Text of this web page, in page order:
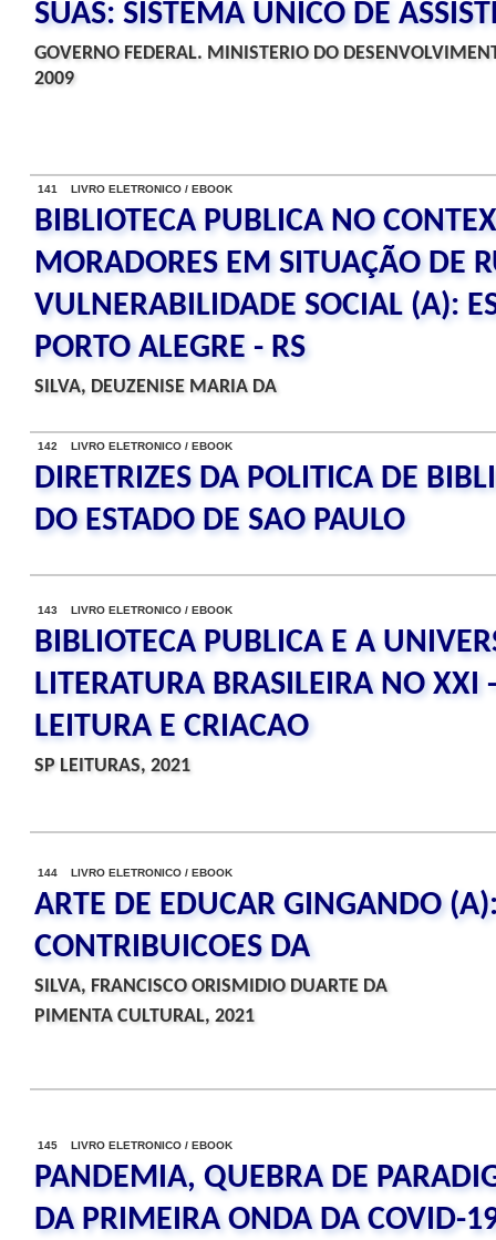
SUAS: SISTEMA UNICO DE
GOVERNO FEDERAL. MINISTERIO DO
2009
141 LIVRO ELETRONICO / EBOOK
BIBLIOTECA PUBLICA NO
MORADORES EM SITUAÇÃO DE
VULNERABILIDADE SOCIAL (A):
PORTO ALEGRE - RS
SILVA, DEUZENISE MARIA DA
142 LIVRO ELETRONICO / EBOOK
DIRETRIZES DA POLITICA DE
DO ESTADO DE SAO PAULO
143 LIVRO ELETRONICO / EBOOK
BIBLIOTECA PUBLICA E A
LITERATURA BRASILEIRA NO XXI
LEITURA E CRIACAO
SP LEITURAS, 2021
144 LIVRO ELETRONICO / EBOOK
ARTE DE EDUCAR GINGANDO
CONTRIBUICOES DA
SILVA, FRANCISCO ORISMIDIO DUARTE DA
PIMENTA CULTURAL, 2021
145 LIVRO ELETRONICO / EBOOK
PANDEMIA, QUEBRA DE
DA PRIMEIRA ONDA DA COVID-